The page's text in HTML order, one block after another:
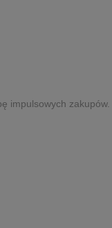
impulsowych zakupów.